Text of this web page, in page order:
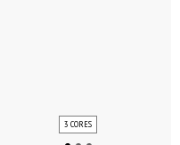
3 CORES